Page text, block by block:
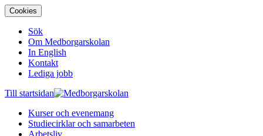
Cookies
Sök
Om Medborgarskolan
In English
Kontakt
Lediga jobb
Till startsidan
Kurser och evenemang
Studiecirklar och samarbeten
Arbetsliv